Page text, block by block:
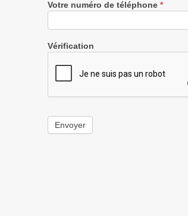
Votre numéro de téléphone *
Vérification
Envoyer